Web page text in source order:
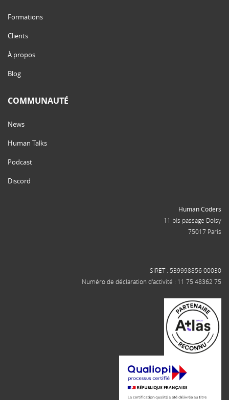
Formations
Clients
À propos
Blog
COMMUNAUTÉ
News
Human Talks
Podcast
Discord
Human Coders
11 bis passage Doisy
75017 Paris
SIRET : 539998856 00030
Numéro de déclaration d'activité : 11 75 48362 75